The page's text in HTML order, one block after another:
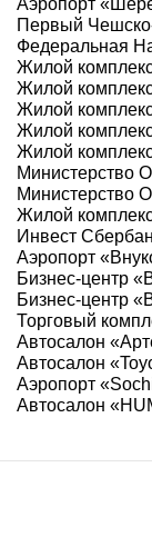
Первый
Федеральная
Жилой
Жилой
Жилой
Жилой
Жилой
Министерство
Министерство
Жилой
Инвест
Аэропорт
Бизнес-центр
Бизнес-центр
Торговый
Автосалон
Автосалон
Аэропорт
Автосалон